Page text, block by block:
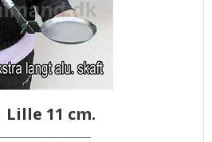
Lille 11 cm.